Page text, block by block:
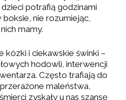
potrafią godzinami
nie rozumiejąc,
mamy.
kózki i ciekawskie świnki –
hodowli, interwencji
Często trafiają do
maleństwa,
zyskały u nas szansę